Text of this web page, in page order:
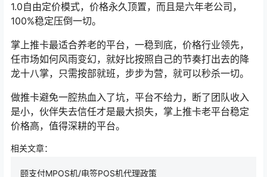
1.0自由定价模式，价格永久顶置，而且是六年老公司，
100%稳定压倒一切。
掌上推卡最适合养老的平台，一稳到底，价格行业领先，
任市场如何风雨变幻，就好比按照自己的节奏打出去的降
龙十八掌，只需按部就班，步步为营，就可以秒杀一切。
做推卡避免一腔热血入了坑，平台不给力，断了团队收入
是小，伙伴失去信任才是最大损失，掌上推卡老平台稳定
价格高，值得深耕的平台。
相关文章：
颐支付MPOS机/电签POS机代理政策